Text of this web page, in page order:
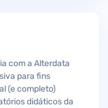
com a Alterdata
para fins
(e completo)
didáticos da